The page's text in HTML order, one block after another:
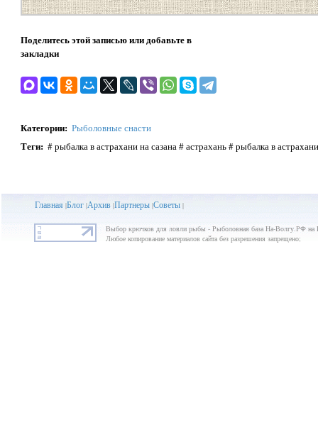
Поделитесь этой записью или добавьте в
закладки
Категории: Рыболовные снасти
Теги: # рыбалка в астрахани на сазана # астрахань # рыбалка в
Главная |Блог|Архив|Партнеры|Советы|
Выбор крючков для ловли рыбы - Рыболовная база На-Волгу.РФ на
Любое копирование материалов сайта без разрешения запрещено;